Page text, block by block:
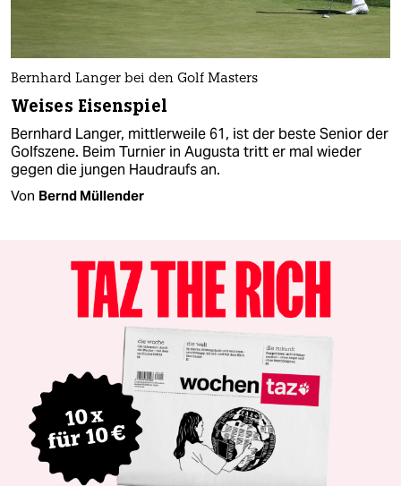
Bernhard Langer bei den Golf Masters
Weises Eisenspiel
Bernhard Langer, mittlerweile 61, ist der beste Senior der
Golfszene. Beim Turnier in Augusta tritt er mal wieder
gegen die jungen Haudraufs an.
Von Bernd Müllender